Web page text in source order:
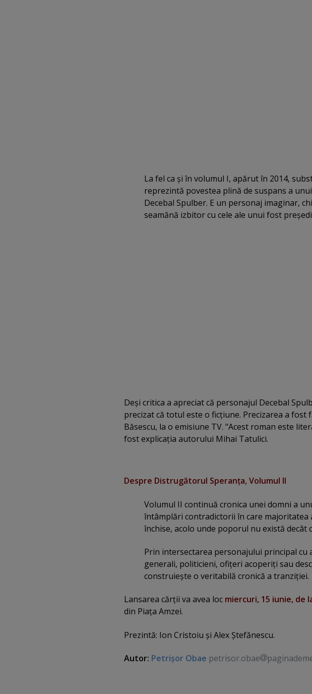
La fel ca şi în volumul I, apărut în 2014,
reprezintă povestea plină de suspans a
Decebal Spulber. E un personaj imaginar,
seamănă izbitor cu cele ale unui fost
Deşi critica a apreciat că personajul Decebal
precizat că totul este o ficţiune. Precizarea a
Băsescu, la o emisiune TV. "Acest roman este
fost explicaţia autorului Mihai Tatulici.
Despre Distrugătorul Speranţa, Volumul II
Volumul II continuă cronica unei domni a
întâmplări contradictorii în care
închise, acolo unde poporul nu există decât
Prin intersectarea personajului principal
generali, politicieni, ofiţeri acoperiţi sau
construieşte o veritabilă cronică a tranziţiei.
Lansarea cărţii va avea loc miercuri, 15 iunie, de
din Piaţa Amzei.
Prezintă: Ion Cristoiu şi Alex Ştefănescu.
Autor: Petrişor Obae petrisor.obae